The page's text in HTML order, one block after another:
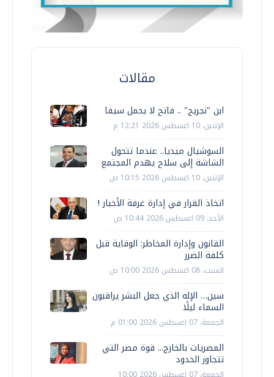
مقالات
ابن "نجريج" .. فاتح لا يحمل سيفا
الإثنين، 10 اغسطس 2026 12:21 م
السوشيال ميديا.. عندما تتحول
الشاشة إلى سلاح يهدم المجتمع
الإثنين، 10 اغسطس 2026 10:15 ص
اتخاذ القرار في إدارة غرفة الأخبار !
الأحد، 09 اغسطس 2026 10:44 ص
القانون وإدارة المخاطر: الوقاية قبل
كلفة الضرر
السبت، 08 اغسطس 2026 10:00 ص
سين… الإله الذي جعل البشر يراقبون
السماء ليلًا
الجمعة، 07 اغسطس 2026 01:00 م
المصريات بالخارج... قوة مصر التي
تتجاوز الحدود